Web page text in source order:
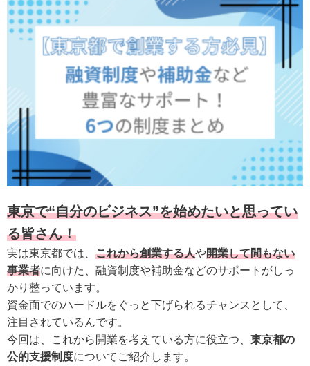
東京で“自分のビジネス”を始めたいと思ってい
る皆さん！
実は東京都では、 これから創業する人や開業して間もない
事業者に向けた、融資制度や補助金などのサポートがしっ
かり整っています。
資金面でのハードルをぐっと下げられるチャンスとして、
注目されているんです。
今回は、これから開業を考えている方に役立つ、 東京都の
公的支援制度についてご紹介します。